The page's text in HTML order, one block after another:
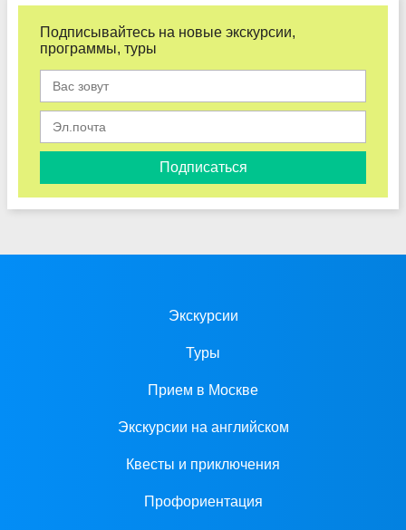
Подписывайтесь на новые экскурсии,
программы, туры
Подписаться
Экскурсии
Туры
Прием в Москве
Экскурсии на английском
Квесты и приключения
Профориентация